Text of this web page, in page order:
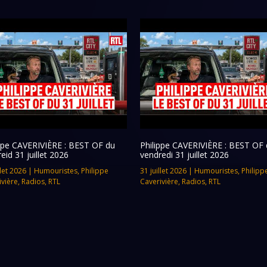
CAVERIVIÈRE : BEST OF du
31 juillet 2026
2026| Humouristes, Philippe
, Radios, RTL
Philippe CAVERIVIÈRE : BEST OF
vendredi 31 juillet 2026
31 juillet 2026| Humouristes,
Caverivière, Radios, RTL